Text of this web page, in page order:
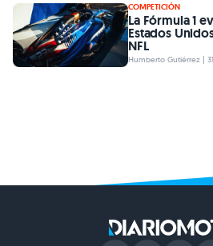
COMPETICIÓN
La Fórmula 1
Estados
NFL
Humberto Gutiérrez |